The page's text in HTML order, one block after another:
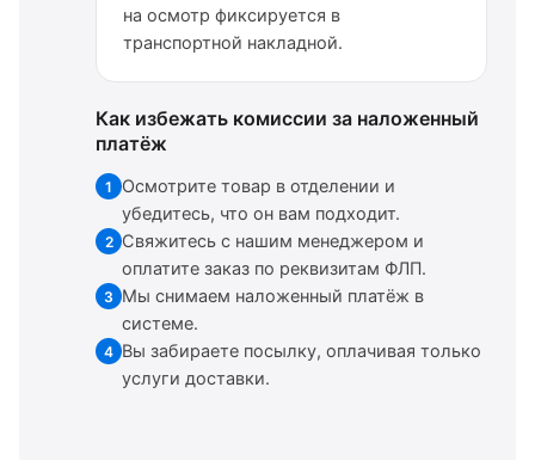
на осмотр фиксируется в
транспортной накладной.
Как избежать комиссии за наложенный
платёж
1
Осмотрите товар в отделении и
убедитесь, что он вам подходит.
2 Свяжитесь с нашим менеджером и
оплатите заказ по реквизитам ФЛП.
3 Мы снимаем наложенный платёж в
системе.
4 Вы забираете посылку, оплачивая только
услуги доставки.